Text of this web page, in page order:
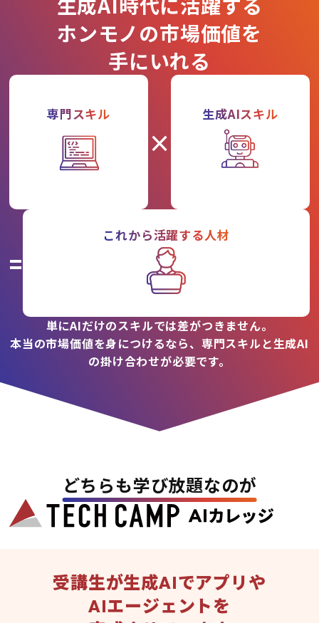
ホンモノの市場価値を
手にいれる
専門スキル
×
生成AIスキル
=
これから活躍する人材
単にAIだけのスキルでは差がつきません。
本当の市場価値を身につけるなら、専門スキルと生成AI
の掛け合わせが必要です。
どちらも学び放題なのが
受講生が生成AIでアプリや
AIエージェントを